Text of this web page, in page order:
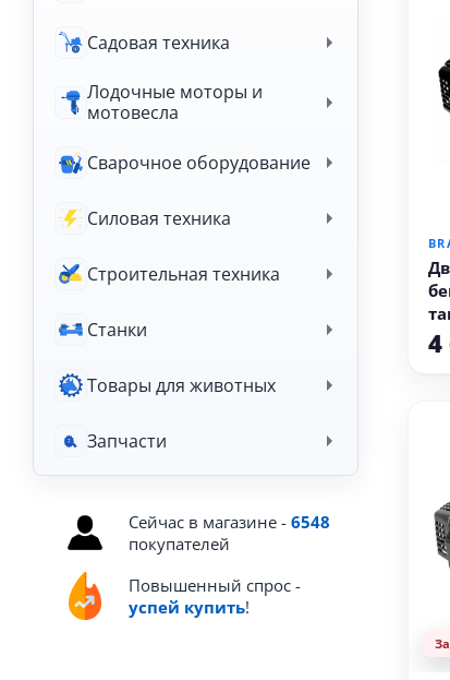
Садовая техника
Лодочные моторы и
мотовесла
Сварочное оборудование
Силовая техника
Строительная техника
Станки
Товары для животных
Запчасти
Сейчас в магазине - 6548
покупателей
Повышенный спрос -
успей купить!
4